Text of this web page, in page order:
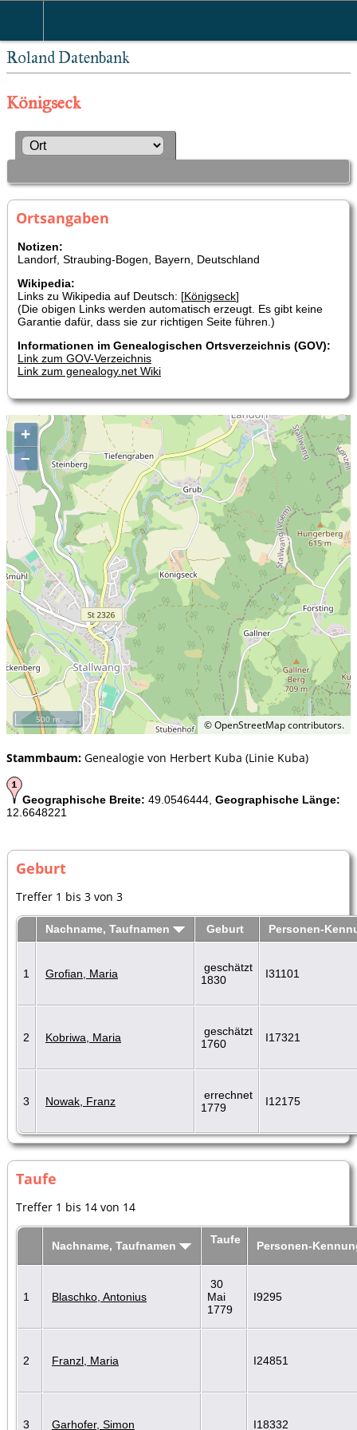
Roland Datenbank
Königseck
Ortsangaben
Notizen:
Landorf, Straubing-Bogen, Bayern, Deutschland
Wikipedia:
Links zu Wikipedia auf Deutsch: [Königseck]
(Die obigen Links werden automatisch erzeugt. Es gibt keine
Garantie dafür, dass sie zur richtigen Seite führen.)
Informationen im Genealogischen Ortsverzeichnis (GOV):
Link zum GOV-Verzeichnis
Link zum genealogy.net Wiki
+
–
©OpenStreetMapcontributors.
500 m
Stammbaum: Genealogie von Herbert Kuba (Linie Kuba)
Geographische Breite: 49.0546444, Geographische Länge:
12.6648221
Geburt
Treffer 1 bis 3 von 3
Nachname, Taufnamen Geburt Personen-
1 Grofian, Maria
geschätzt
1830
I31101
2 Kobriwa, Maria
geschätzt
1760
I17321
3 Nowak, Franz
errechnet
1779
I12175
Taufe
Treffer 1 bis 14 von 14
Nachname, Taufnamen Taufe Personen-
1 Blaschko, Antonius
30
Mai
1779
I9295
2 Franzl, Maria I24851
3 Garhofer, Simon I18332